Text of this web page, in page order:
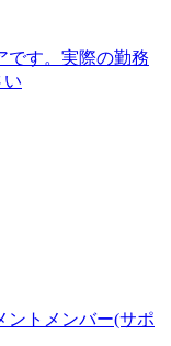
す。実際の勤務
い
ントメンバー(サポ